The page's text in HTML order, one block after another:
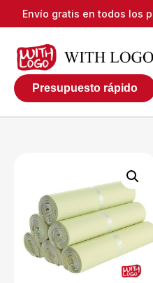
Envío gratis en todos los
Presupuesto rápido